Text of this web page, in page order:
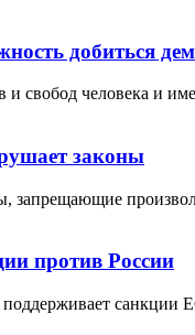
добиться
человека и
законы
запрещающие
против России
санкции